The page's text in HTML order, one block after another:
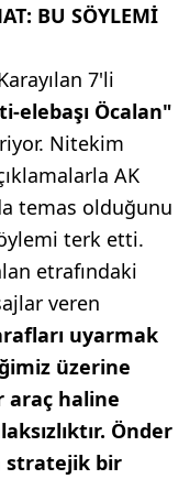
BU SÖYLEMİ
7'li
elebaşı Öcalan"
Nitekim
AK
temas olduğunu
terk etti.
etrafındaki
veren
uyarmak
üzerine
araç haline
Önder
stratejik bir